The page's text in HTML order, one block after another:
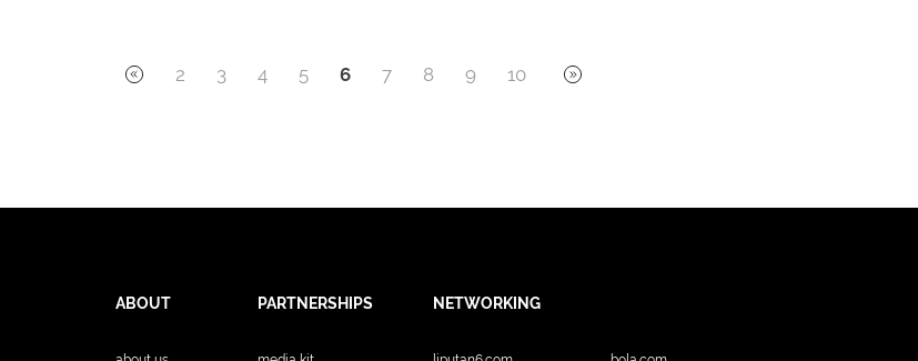
2 3 4 5 6 7 8 9 10
ABOUT PARTNERSHIPS NETWORKING